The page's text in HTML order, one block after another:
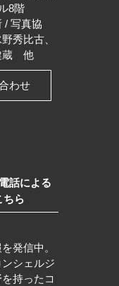
8階
/ 写真協
秀比古、
蔵 他
わせ
話による
ちら
発信中。
シェルジ
持ったコ